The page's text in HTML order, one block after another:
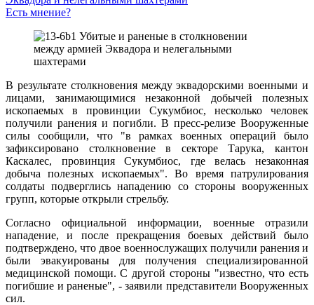
Есть мнение?
В результате столкновения между эквадорскими военными и
лицами, занимающимися незаконной добычей полезных
ископаемых в провинции Сукумбиос, несколько человек
получили ранения и погибли. В пресс-релизе Вооруженные
силы сообщили, что "в рамках военных операций было
зафиксировано столкновение в секторе Тарука, кантон
Каскалес, провинция Сукумбиос, где велась незаконная
добыча полезных ископаемых". Во время патрулирования
солдаты подверглись нападению со стороны вооруженных
групп, которые открыли стрельбу.
Согласно официальной информации, военные отразили
нападение, и после прекращения боевых действий было
подтверждено, что двое военнослужащих получили ранения и
были эвакуированы для получения специализированной
медицинской помощи. С другой стороны "известно, что есть
погибшие и раненые", - заявили представители Вооруженных
сил.